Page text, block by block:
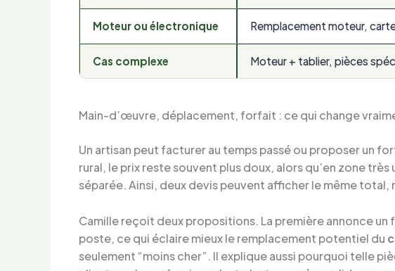
Moteur ou électronique Remplacement moteur,
Cas complexe Moteur + tablier, pièces
Main-d’œuvre, déplacement, forfait : ce qui change
Un artisan peut facturer au temps passé ou proposer un
rural, le prix reste souvent plus doux, alors qu’en zone
séparée. Ainsi, deux devis peuvent afficher le même
Camille reçoit deux propositions. La première annonce
poste, ce qui éclaire mieux le remplacement potentiel du
seulement “moins cher”. Il explique aussi pourquoi telle